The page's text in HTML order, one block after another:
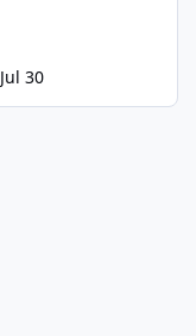
Jul 30